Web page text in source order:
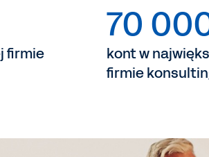
firmie
70
kont w
firmie